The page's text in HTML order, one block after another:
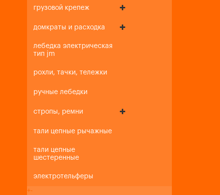
грузовой крепеж
домкраты и расходка
лебедка электрическая
тип jm
рохли, тачки, тележки
ручные лебедки
стропы, ремни
тали цепные рычажные
тали цепные
шестеренные
электротельферы
+-